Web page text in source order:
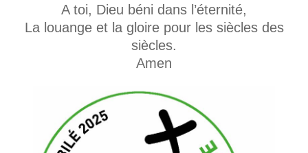
A toi, Dieu béni dans l’éternité,
La louange et la gloire pour les siècles des
siècles.
Amen